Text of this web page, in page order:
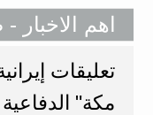
اهم الاخبار
تعليقات
مكة"